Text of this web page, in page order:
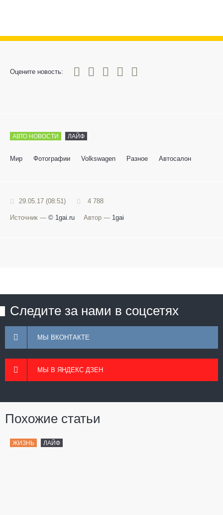
Оцените новость:
0
1 3 4 5
АВТО НОВОСТИ ЛАЙФ
Мир Фотографии Volkswagen Разное Автосалон
29.05.17 (08:51) 4 788
Источник — © 1gai.ru Автор — 1gai
Следите за нами в соцсетях
МЫ ВКОНТАКТЕ
МЫ В ЯНДЕКС ДЗЕН
Похожие статьи
ЖИЗНЬ ЛАЙФ